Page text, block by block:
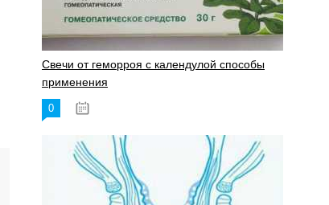
Свечи от геморроя с календулой способы
применения
0